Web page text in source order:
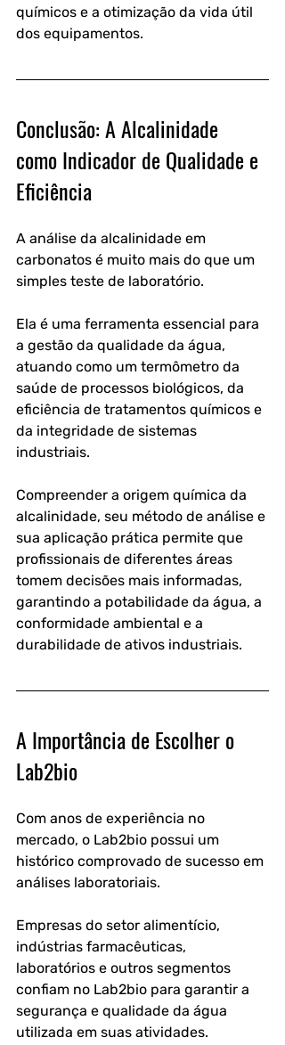
químicos e a otimização da vida útil
dos equipamentos.
Conclusão: A Alcalinidade
como Indicador de Qualidade e
Eficiência
A análise da alcalinidade em
carbonatos é muito mais do que um
simples teste de laboratório.
Ela é uma ferramenta essencial para
a gestão da qualidade da água,
atuando como um termômetro da
saúde de processos biológicos, da
eficiência de tratamentos químicos e
da integridade de sistemas
industriais.
Compreender a origem química da
alcalinidade, seu método de análise e
sua aplicação prática permite que
profissionais de diferentes áreas
tomem decisões mais informadas,
garantindo a potabilidade da água, a
conformidade ambiental e a
durabilidade de ativos industriais.
A Importância de Escolher o
Lab2bio
Com anos de experiência no
mercado, o Lab2bio possui um
histórico comprovado de sucesso em
análises laboratoriais.
Empresas do setor alimentício,
indústrias farmacêuticas,
laboratórios e outros segmentos
confiam no Lab2bio para garantir a
segurança e qualidade da água
utilizada em suas atividades.